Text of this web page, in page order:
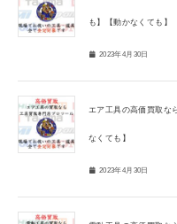
も】【動かなくても】
2023年4月30日
エア工具の高価買取な
なくても】
2023年4月30日